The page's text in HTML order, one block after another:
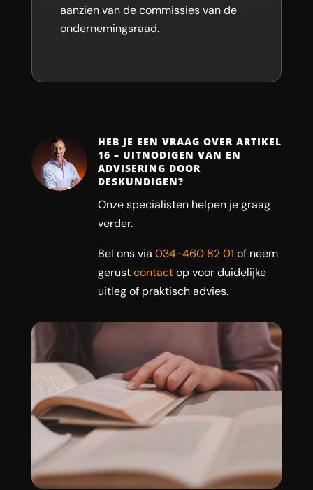
aanzien van de commissies van de
ondernemingsraad.
HEB JE EEN VRAAG OVER ARTIKEL
16 – UITNODIGEN VAN EN
ADVISERING DOOR
DESKUNDIGEN?
Onze specialisten helpen je graag
verder.
Bel ons via 034-460 82 01 of neem
gerustcontactop voor duidelijke
uitleg of praktisch advies.